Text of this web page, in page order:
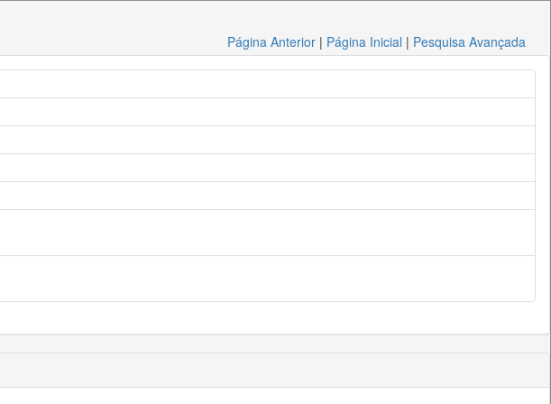
Página Anterior | Página Inicial | Pesquisa Avançada